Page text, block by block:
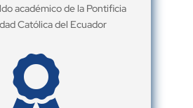
académico de la Pontificia
Católica del Ecuador
